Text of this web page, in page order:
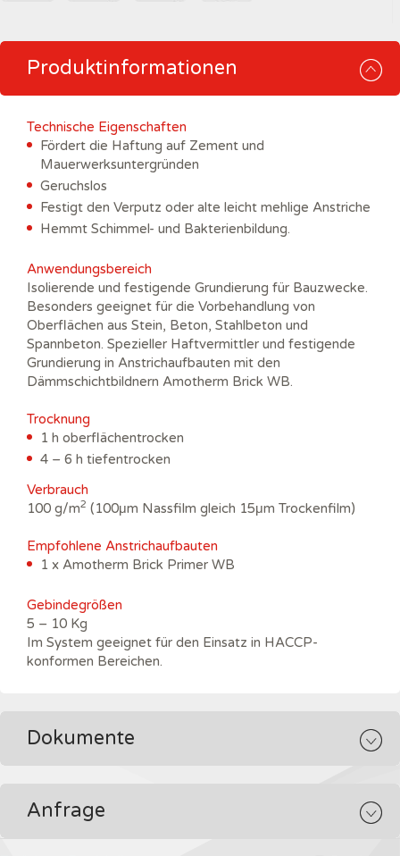
Produktinformationen
Technische Eigenschaften
Fördert die Haftung auf Zement und
Mauerwerksuntergründen
Geruchslos
Festigt den Verputz oder alte leicht mehlige Anstriche
Hemmt Schimmel- und Bakterienbildung.
Anwendungsbereich
Isolierende und festigende Grundierung für Bauzwecke.
Besonders geeignet für die Vorbehandlung von
Oberflächen aus Stein, Beton, Stahlbeton und
Spannbeton. Spezieller Haftvermittler und festigende
Grundierung in Anstrichaufbauten mit den
Dämmschichtbildnern Amotherm Brick WB.
Trocknung
1 h oberflächentrocken
4 – 6 h tiefentrocken
Verbrauch
100 g/m2 (100μm Nassfilm gleich 15μm Trockenfilm)
Empfohlene Anstrichaufbauten
1 x Amotherm Brick Primer WB
Gebindegrößen
5 – 10 Kg
Im System geeignet für den Einsatz in HACCP-
konformen Bereichen.
Dokumente
Anfrage